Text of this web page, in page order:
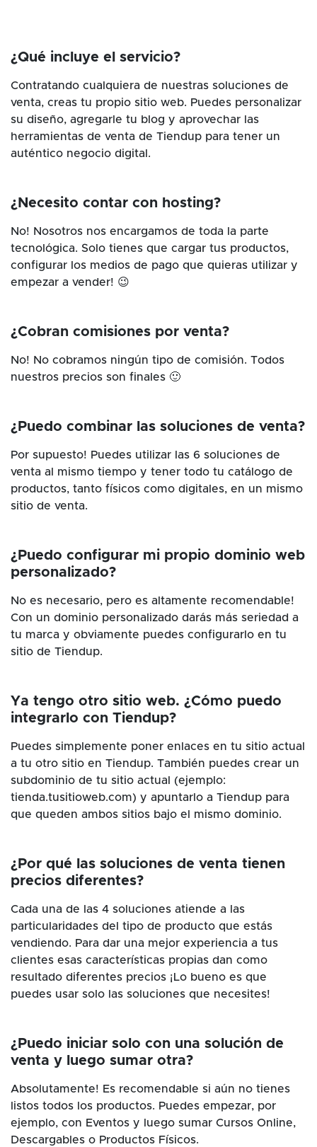
¿Qué incluye el servicio?
Contratando cualquiera de nuestras soluciones de
venta, creas tu propio sitio web. Puedes personalizar
su diseño, agregarle tu blog y aprovechar las
herramientas de venta de Tiendup para tener un
auténtico negocio digital.
¿Necesito contar con hosting?
No! Nosotros nos encargamos de toda la parte
tecnológica. Solo tienes que cargar tus productos,
configurar los medios de pago que quieras utilizar y
empezar a vender! 😉
¿Cobran comisiones por venta?
No! No cobramos ningún tipo de comisión. Todos
nuestros precios son finales 🙂
¿Puedo combinar las soluciones de venta?
Por supuesto! Puedes utilizar las 6 soluciones de
venta al mismo tiempo y tener todo tu catálogo de
productos, tanto físicos como digitales, en un mismo
sitio de venta.
¿Puedo configurar mi propio dominio web
personalizado?
No es necesario, pero es altamente recomendable!
Con un dominio personalizado darás más seriedad a
tu marca y obviamente puedes configurarlo en tu
sitio de Tiendup.
Ya tengo otro sitio web. ¿Cómo puedo
integrarlo con Tiendup?
Puedes simplemente poner enlaces en tu sitio actual
a tu otro sitio en Tiendup. También puedes crear un
subdominio de tu sitio actual (ejemplo:
tienda.tusitioweb.com) y apuntarlo a Tiendup para
que queden ambos sitios bajo el mismo dominio.
¿Por qué las soluciones de venta tienen
precios diferentes?
Cada una de las 4 soluciones atiende a las
particularidades del tipo de producto que estás
vendiendo. Para dar una mejor experiencia a tus
clientes esas características propias dan como
resultado diferentes precios ¡Lo bueno es que
puedes usar solo las soluciones que necesites!
¿Puedo iniciar solo con una solución de
venta y luego sumar otra?
Absolutamente! Es recomendable si aún no tienes
listos todos los productos. Puedes empezar, por
ejemplo, con Eventos y luego sumar Cursos Online,
Descargables o Productos Físicos.